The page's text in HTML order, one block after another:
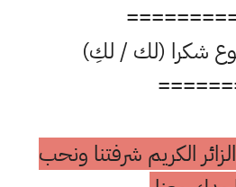
شكرا (لك / لكِ)
الكريم شرفتنا ونحب